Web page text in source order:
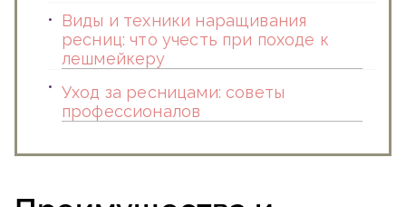
Виды и техники наращивания
ресниц: что учесть при походе к
лешмейкеру
Уход за ресницами: советы
профессионалов